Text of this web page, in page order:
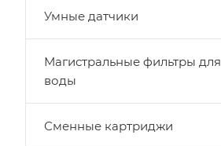
Умные датчики
Магистральные фильтры для
воды
Сменные картриджи